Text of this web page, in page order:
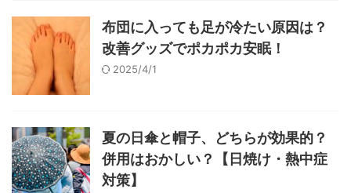
布団に入っても足が冷たい原因は？
改善グッズでポカポカ安眠！
2025/4/1
夏の日傘と帽子、どちらが効果的？
併用はおかしい？【日焼け・熱中症
対策】